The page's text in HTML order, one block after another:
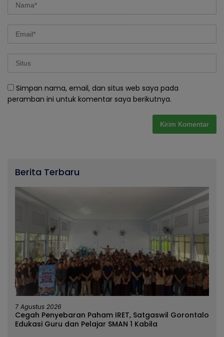
Simpan nama, email, dan situs web saya pada
peramban ini untuk komentar saya berikutnya.
Berita Terbaru
7 Agustus 2026
Cegah Penyebaran Paham IRET, Satgaswil Gorontalo
Edukasi Guru dan Pelajar SMAN 1 Kabila